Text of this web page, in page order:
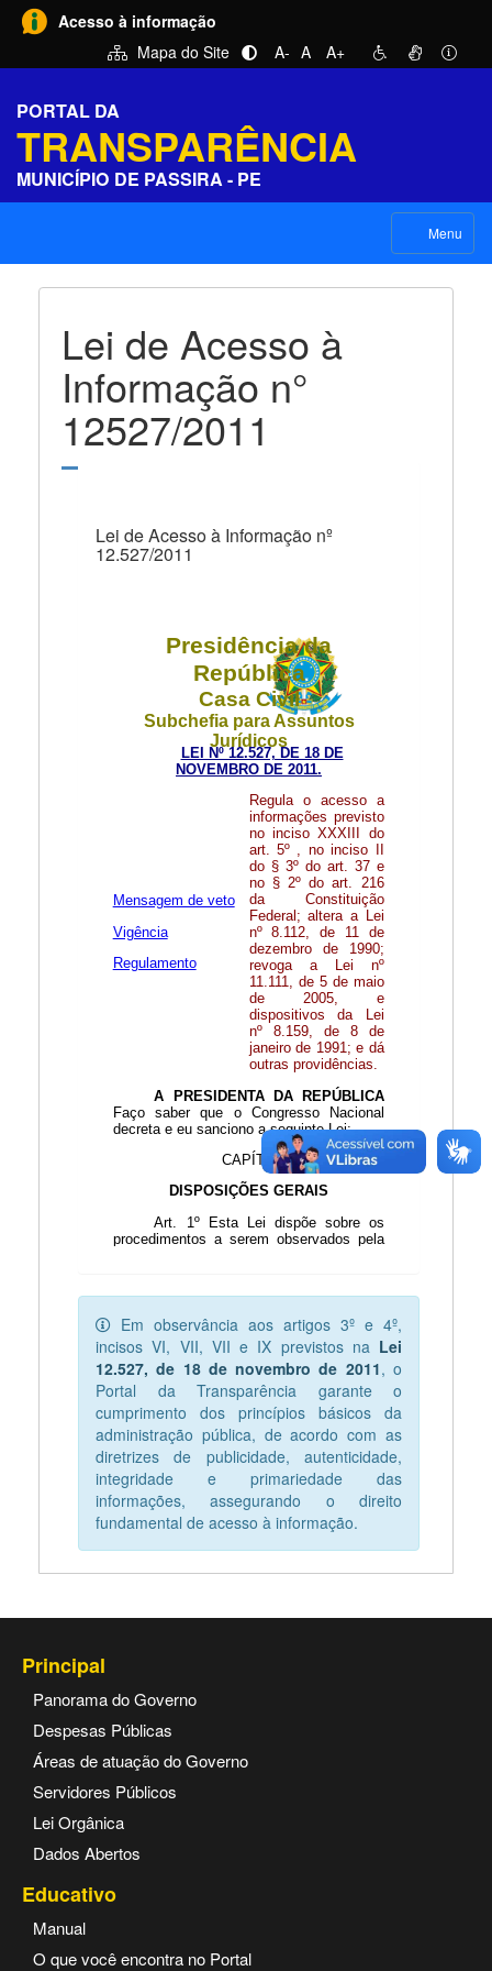
Acesso à informação
Mapa do Site
A- A A+
PORTAL DA
TRANSPARÊNCIA
MUNICÍPIO DE PASSIRA - PE
Menu
Lei de Acesso à
Informação n°
12527/2011
Lei de Acesso à Informação nº
12.527/2011
Em observância aos artigos 3º e 4º,
incisos VI, VII, VII e IX previstos na Lei
12.527, de 18 de novembro de 2011, o
Portal da Transparência garante o
cumprimento dos princípios básicos da
administração pública, de acordo com as
diretrizes de publicidade, autenticidade,
integridade e primariedade das
informações, assegurando o direito
fundamental de acesso à informação.
Principal
Panorama do Governo
Despesas Públicas
Áreas de atuação do Governo
Servidores Públicos
Lei Orgânica
Dados Abertos
Educativo
Manual
O que você encontra no Portal